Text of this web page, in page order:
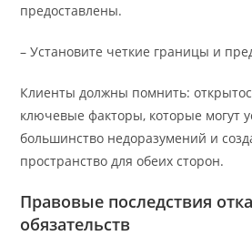
предоставлены.
– Установите четкие границы и
Клиенты должны помнить:
ключевые факторы, которые могут
большинство недоразумений и
пространство для обеих сторон.
Правовые последствия
обязательств